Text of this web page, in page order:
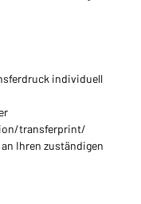
individuell
transferprint/
Ihren zuständigen